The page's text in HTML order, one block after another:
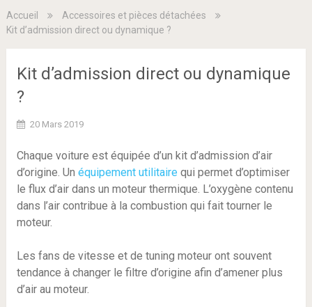
Accueil
Accessoires et pièces détachées
Kit d’admission direct ou dynamique ?
Kit d’admission direct ou dynamique
?
20 Mars 2019
Chaque voiture est équipée d’un kit d’admission d’air
d’origine. Un équipement utilitaire qui permet d’optimiser
le flux d’air dans un moteur thermique. L’oxygène contenu
dans l’air contribue à la combustion qui fait tourner le
moteur.
Les fans de vitesse et de tuning moteur ont souvent
tendance à changer le filtre d’origine afin d’amener plus
d’air au moteur.